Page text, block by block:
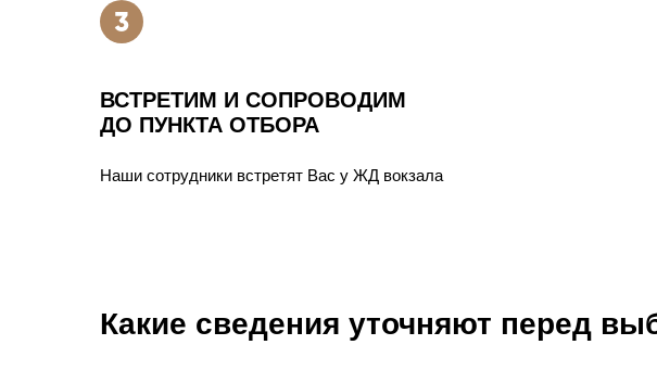
ВСТРЕТИМ И СОПРОВОДИМ
ДО ПУНКТА ОТБОРА
Наши сотрудники встретят Вас у ЖД вокзала
Какие сведения уточняют перед